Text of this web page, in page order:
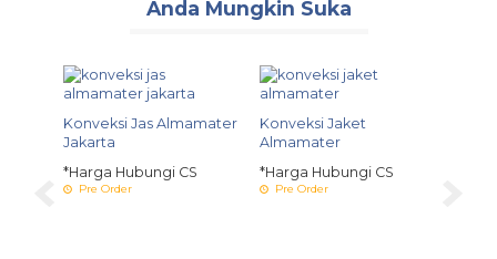
Anda Mungkin Suka
Konveksi Jas Almamater
Jakarta
*Harga Hubungi CS
Pre Order
Konveksi Jaket
Almamater
*Harga Hubungi CS
Pre Order